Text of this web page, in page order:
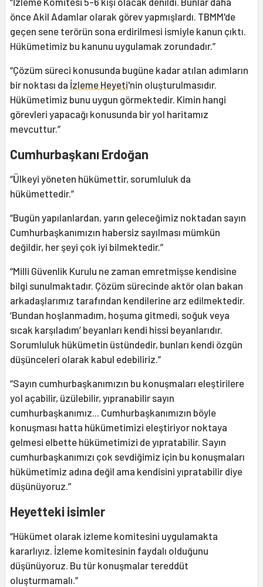
önce Akil Adamlar olarak görev yapmışlardı. TBMM'de
geçen sene terörün sona erdirilmesi ismiyle kanun çıktı.
Hükümetimiz bu kanunu uygulamak zorundadır.”
“Çözüm süreci konusunda bugüne kadar atılan adımların
bir noktası da İzleme Heyeti'nin oluşturulmasıdır.
Hükümetimiz bunu uygun görmektedir. Kimin hangi
görevleri yapacağı konusunda bir yol haritamız
mevcuttur.”
Cumhurbaşkanı Erdoğan
“Ülkeyi yöneten hükümettir, sorumluluk da
hükümettedir.”
“Bugün yapılanlardan, yarın geleceğimiz noktadan sayın
Cumhurbaşkanımızın habersiz sayılması mümkün
değildir, her şeyi çok iyi bilmektedir.”
“Milli Güvenlik Kurulu ne zaman emretmişse kendisine
bilgi sunulmaktadır. Çözüm sürecinde aktör olan bakan
arkadaşlarımız tarafından kendilerine arz edilmektedir.
‘Bundan hoşlanmadım, hoşuma gitmedi, soğuk veya
sıcak karşıladım’ beyanları kendi hissi beyanlarıdır.
Sorumluluk hükümetin üstündedir, bunları kendi özgün
düşünceleri olarak kabul edebiliriz.”
“Sayın cumhurbaşkanımızın bu konuşmaları eleştirilere
yol açabilir, üzülebilir, yıpranabilir sayın
cumhurbaşkanımız... Cumhurbaşkanımızın böyle
konuşması hatta hükümetimizi eleştiriyor noktaya
gelmesi elbette hükümetimizi de yıpratabilir. Sayın
cumhurbaşkanımızı çok sevdiğimiz için bu konuşmaları
hükümetimiz adına değil ama kendisini yıpratabilir diye
düşünüyoruz.”
Heyetteki isimler
“Hükümet olarak izleme komitesini uygulamakta
kararlıyız. İzleme komitesinin faydalı olduğunu
düşünüyoruz. Bu tür konuşmalar tereddüt
oluşturmamalı.”